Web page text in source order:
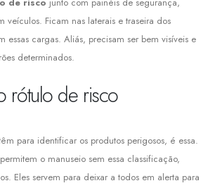
veículos. Ficam nas laterais e traseira dos
essas cargas. Aliás, precisam ser bem visíveis e
determinados.
rótulo de risco
para identificar os produtos perigosos, é essa.
o manuseio sem essa classificação,
Eles servem para deixar a todos em alerta para